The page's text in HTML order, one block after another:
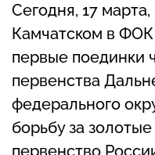
Сегодня, 17
Камчатском в
первые поединки
первенства
федерального
борьбу за